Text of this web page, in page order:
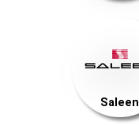
Saleen